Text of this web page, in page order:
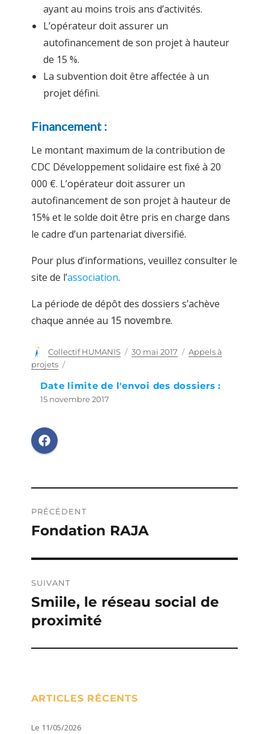
ayant au moins trois ans d’activités.
L’opérateur doit assurer un
autofinancement de son projet à hauteur
de 15 %.
La subvention doit être affectée à un
projet défini.
Financement :
Le montant maximum de la contribution de
CDC Développement solidaire est fixé à 20
000 €. L’opérateur doit assurer un
autofinancement de son projet à hauteur de
15% et le solde doit être pris en charge dans
le cadre d’un partenariat diversifié.
Pour plus d’informations, veuillez consulter le
site de l’association.
La période de dépôt des dossiers s’achève
chaque année au 15 novembre.
Auteur
Collectif HUMANIS
Publié
30 mai 2017 Catégories
Appels à
projets
Date limite de l'envoi des dossiers :
15 novembre 2017
de
PRÉCÉDENT
Publication
Fondation RAJA
SUIVANT
Publication
suivante :
Smiile, le réseau social de
proximité
ARTICLES RÉCENTS
Le 11/05/2026